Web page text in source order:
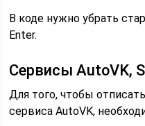
В коде нужно убрать
Enter.
Сервисы AutoVK,
Для того, чтобы
сервиса AutoVK,